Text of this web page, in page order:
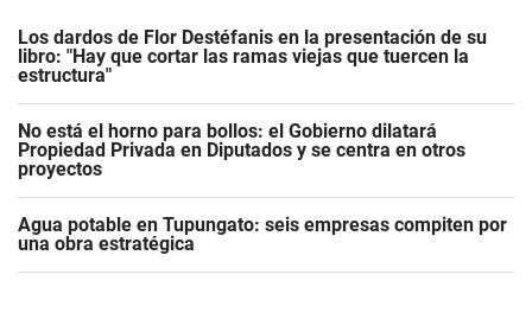
Los dardos de Flor Destéfanis en la presentación de su
libro: "Hay que cortar las ramas viejas que tuercen la
estructura"
No está el horno para bollos: el Gobierno dilatará
Propiedad Privada en Diputados y se centra en otros
proyectos
Agua potable en Tupungato: seis empresas compiten por
una obra estratégica